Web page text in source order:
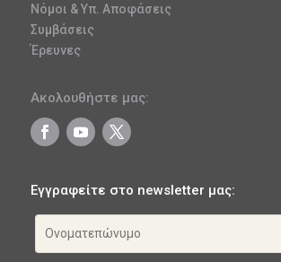
Νόμοι & Υπ. Αποφάσεις
Συμβάσεις
Έρευνες
Ακολουθήστε μας:
Εγγραφείτε στο newsletter μας: